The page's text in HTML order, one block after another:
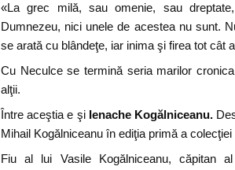
«La grec milă, sau omenie, sau
Dumnezeu, nici unele de acestea nu sunt.
se arată cu blândeţe, iar inima şi firea tot cât
Cu Neculce se termină seria marilor
alţii.
Între aceştia e şi Ienache Kogălniceanu.
Mihail Kogălniceanu în ediţia primă a
Fiu al lui Vasile Kogălniceanu, căpitan